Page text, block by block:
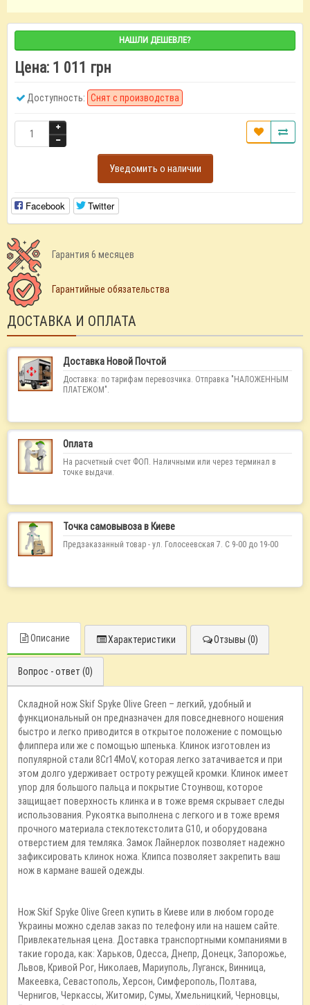
НАШЛИ ДЕШЕВЛЕ?
Цена: 1 011 грн
Доступность: Снят с производства
Уведомить о наличии
Facebook Twitter
Гарантия 6 месяцев
Гарантийные обязательства
ДОСТАВКА И ОПЛАТА
Доставка Новой Почтой
Доставка: по тарифам перевозчика. Отправка "НАЛОЖЕННЫМ
ПЛАТЕЖОМ".
Оплата
На расчетный счет ФОП. Наличными или через терминал в
точке выдачи.
Точка самовывоза в Киеве
Предзаказанный товар - ул. Голосеевская 7. С 9-00 до 19-00
Описание Характеристики Отзывы (0)
Вопрос - ответ (0)
Складной нож Skif Spyke Olive Green – легкий, удобный и
функциональный он предназначен для повседневного ношения
быстро и легко приводится в открытое положение с помощью
флиппера или же с помощью шпенька. Клинок изготовлен из
популярной стали 8Cr14MoV, которая легко затачивается и при
этом долго удерживает остроту режущей кромки. Клинок имеет
упор для большого пальца и покрытие Стоунвош, которое
защищает поверхность клинка и в тоже время скрывает следы
использования. Рукоятка выполнена с легкого и в тоже время
прочного материала стеклотекстолита G10, и оборудована
отверстием для темляка. Замок Лайнерлок позволяет надежно
зафиксировать клинок ножа. Клипса позволяет закрепить ваш
нож в кармане вашей одежды.
Нож Skif Spyke Olive Green купить в Киеве или в любом городе
Украины можно сделав заказ по телефону или на нашем сайте.
Привлекательная цена. Доставка транспортными компаниями в
такие города, как: Харьков, Одесса, Днепр, Донецк, Запорожье,
Львов, Кривой Рог, Николаев, Мариуполь, Луганск, Винница,
Макеевка, Севастополь, Херсон, Симферополь, Полтава,
Чернигов, Черкассы, Житомир, Сумы, Хмельницкий, Черновцы,